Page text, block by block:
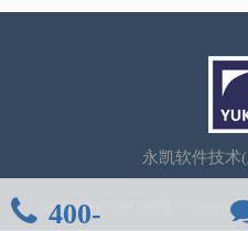
400-
永凯软件技术
沪ICP备07506786号-1